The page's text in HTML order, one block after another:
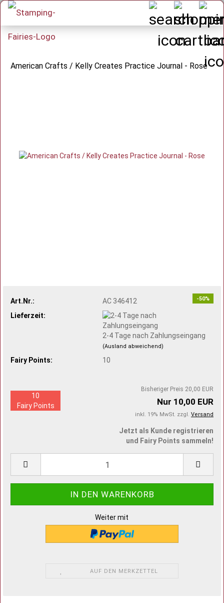
American Crafts / Kelly Creates Practice Journal - Rose
-50%
Art.Nr.:
AC 346412
Lieferzeit:
2-4 Tage nach Zahlungseingang
(Ausland abweichend)
Fairy Points: 10
Bisheriger Preis 20,00 EUR
Nur 10,00 EUR
inkl. 19% MwSt. zzgl. Versand
10
Fairy Points
Jetzt als Kunde registrieren
und Fairy Points sammeln!
Weiter mit
AUF DEN MERKZETTEL